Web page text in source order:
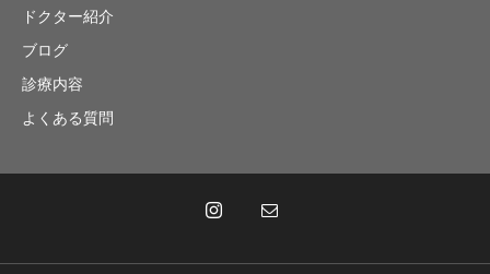
ドクター紹介
ブログ
診療内容
よくある質問